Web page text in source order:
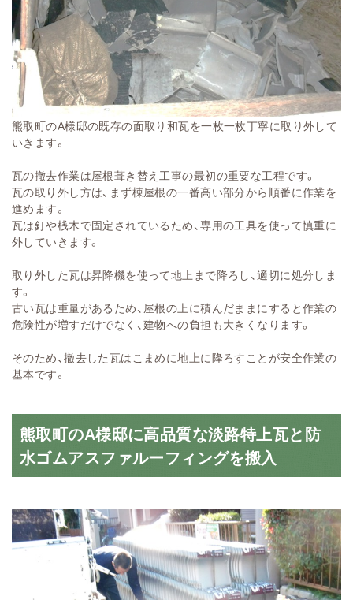
熊取町のA様邸の既存の面取り和瓦を一枚一枚丁寧に取り外して
いきます。
瓦の撤去作業は屋根葺き替え工事の最初の重要な工程です。
瓦の取り外し方は、まず棟屋根の一番高い部分から順番に作業を
進めます。
瓦は釘や桟木で固定されているため、専用の工具を使って慎重に
外していきます。
取り外した瓦は昇降機を使って地上まで降ろし、適切に処分しま
す。
古い瓦は重量があるため、屋根の上に積んだままにすると作業の
危険性が増すだけでなく、建物への負担も大きくなります。
そのため、撤去した瓦はこまめに地上に降ろすことが安全作業の
基本です。
熊取町のA様邸に高品質な淡路特上瓦と防
水ゴムアスファルーフィングを搬入